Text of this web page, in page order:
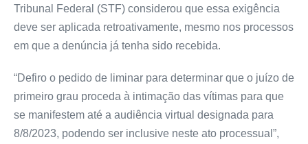
Tribunal Federal (STF) considerou que essa exigência
deve ser aplicada retroativamente, mesmo nos processos
em que a denúncia já tenha sido recebida.
“Defiro o pedido de liminar para determinar que o juízo de
primeiro grau proceda à intimação das vítimas para que
se manifestem até a audiência virtual designada para
8/8/2023, podendo ser inclusive neste ato processual”,